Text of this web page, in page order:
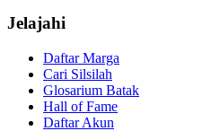
Jelajahi
Daftar Marga
Cari Silsilah
Glosarium Batak
Hall of Fame
Daftar Akun